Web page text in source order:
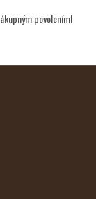
povolením!